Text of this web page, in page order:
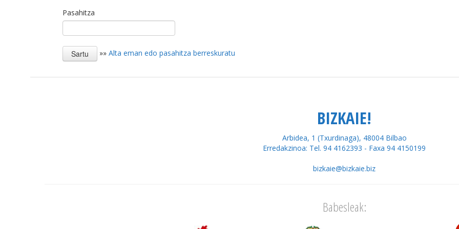
Pasahitza
»» Alta eman edo pasahitza berreskuratu
BIZKAIE!
Arbidea, 1 (Txurdinaga), 48004 Bilbao
Erredakzinoa: Tel. 94 4162393 - Faxa 94 4150199
bizkaie@bizkaie.biz
Babesleak: